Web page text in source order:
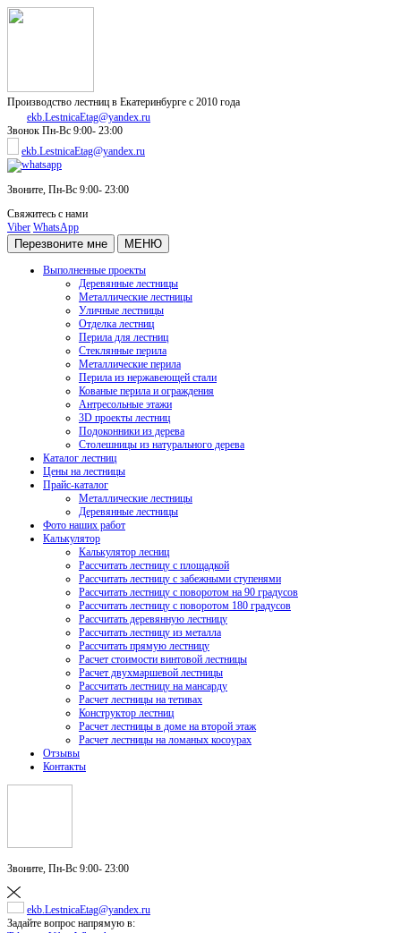
Производство лестниц в Екатеринбурге с 2010 года
ekb.LestnicaEtag@yandex.ru
Звонок Пн-Вс 9:00- 23:00
ekb.LestnicaEtag@yandex.ru
Звоните, Пн-Вс 9:00- 23:00
Свяжитесь с нами
Viber WhatsApp
Перезвоните мне МЕНЮ
Выполненные проекты
Деревянные лестницы
Металлические лестницы
Уличные лестницы
Отделка лестниц
Перила для лестниц
Стеклянные перила
Металлические перила
Перила из нержавеющей стали
Кованые перила и ограждения
Антресольные этажи
3D проекты лестниц
Подоконники из дерева
Столешницы из натурального дерева
Каталог лестниц
Цены на лестницы
Прайс-каталог
Металлические лестницы
Деревянные лестницы
Фото наших работ
Калькулятор
Калькулятор лесниц
Рассчитать лестницу с площадкой
Рассчитать лестницу с забежными ступенями
Рассчитать лестницу с поворотом на 90 градусов
Рассчитать лестницу с поворотом 180 градусов
Рассчитать деревянную лестницу
Рассчитать лестницу из металла
Рассчитать прямую лестницу
Расчет стоимости винтовой лестницы
Расчет двухмаршевой лестницы
Рассчитать лестницу на мансарду
Расчет лестницы на тетивах
Конструктор лестниц
Расчет лестницы в доме на второй этаж
Расчет лестницы на ломаных косоурах
Отзывы
Контакты
Звоните, Пн-Вс 9:00- 23:00
ekb.LestnicaEtag@yandex.ru
Задайте вопрос напрямую в: